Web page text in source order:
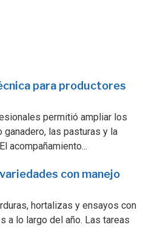
para productores
permitió ampliar los
las pasturas y la
acompañamiento...
con manejo
hortalizas y ensayos con
a lo largo del año. Las tareas